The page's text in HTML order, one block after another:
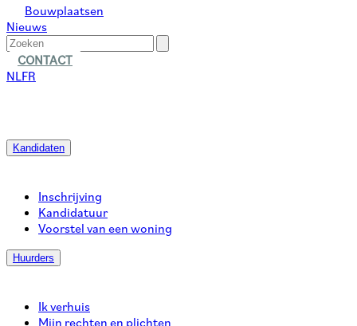
Bouwplaatsen
Nieuws
CONTACT
NLFR
Kandidaten
Inschrijving
Kandidatuur
Voorstel van een woning
Huurders
Ik verhuis
Mijn rechten en plichten